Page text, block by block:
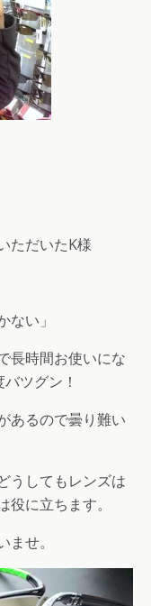
ただいたK様
ない」
長時間お使いにな
ツグン！
あるので曇り難い
うしてもレンズは
に立ちます。
せ。